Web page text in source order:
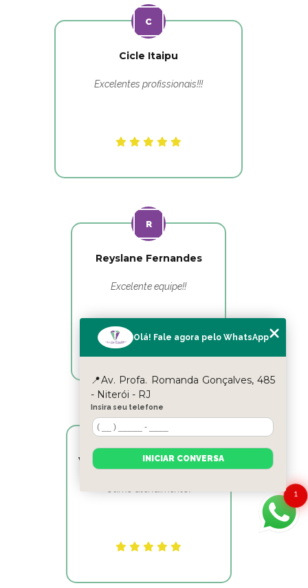
Cicle Itaipu
Excelentes profissionais!!!
Reyslane Fernandes
Excelente equipe!!
Victor Hugo Marins Mansur
1
Olá! Fale agora pelo WhatsApp
📍Av. Profa. Romanda Gonçalves, 485
- Niterói - RJ
Insira seu telefone
INICIAR CONVERSA